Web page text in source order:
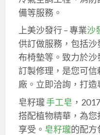
備等服務。
上美沙發行 – 專業沙
供訂做服務，包括
布椅墊等。致力於沙
訂製修理，是您可
廠。立即洽詢，打造
皂籽瓏手工皂 ，
搭配植物精華，為
享受。 皂籽瓏的配方